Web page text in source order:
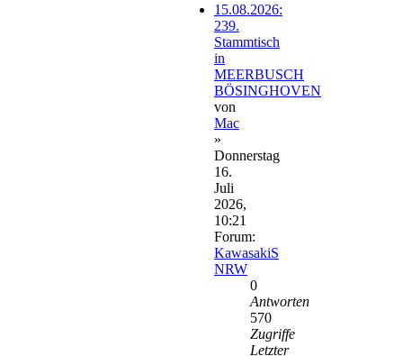
15.08.2026:
239.
Stammtisch
in
MEERBUSCH
BÖSINGHOVEN
von
Mac
»
Donnerstag
16.
Juli
2026,
10:21
Forum:
KawasakiS
NRW
0
Antworten
570
Zugriffe
Letzter